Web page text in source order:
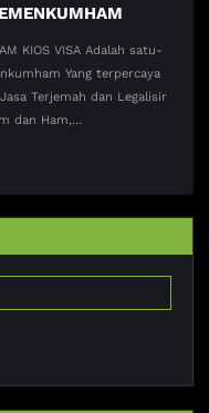
KIOS VISA Adalah satu-
Yang terpercaya
Terjemah dan Legalisir
dan Ham,…